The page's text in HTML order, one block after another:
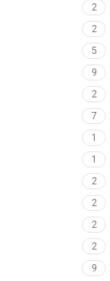
2
2
5
9
2
7
1
1
2
2
2
2
9